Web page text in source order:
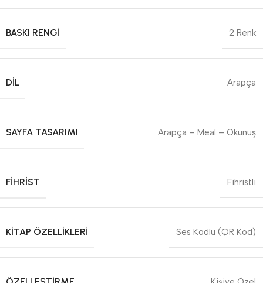
BASKI RENGI 2 Renk
DIL Arapça
SAYFA TASARIMI Arapça – Meal – Okunuş
FIHRIST Fihristli
KITAP ÖZELLIKLERI Ses Kodlu (QR Kod)